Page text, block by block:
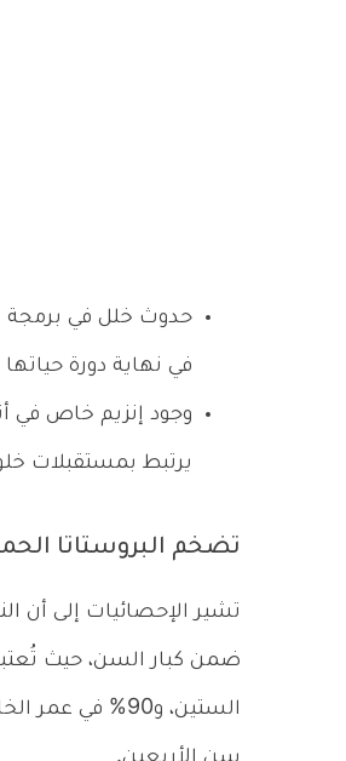
حدوث خلل في برمجة
في نهاية دورة
وجود إنزيم خاص في
يرتبط بمستقبلات
تضخم البروستاتا
تشير الإحصائيات إلى أن
الستين، و90%